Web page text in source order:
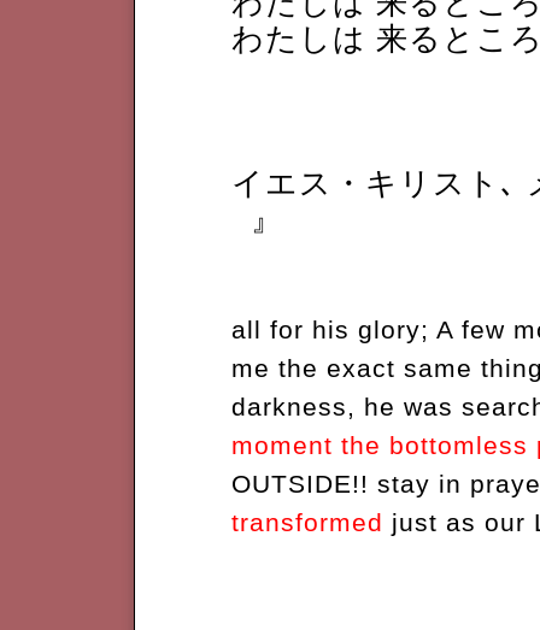
わたしは 来るとこ
イエス・キリスト､
』
all for his glory; A few
me the exact same
darkness, he was
moment the bottomless
OUTSIDE!! stay in
transformed just as our